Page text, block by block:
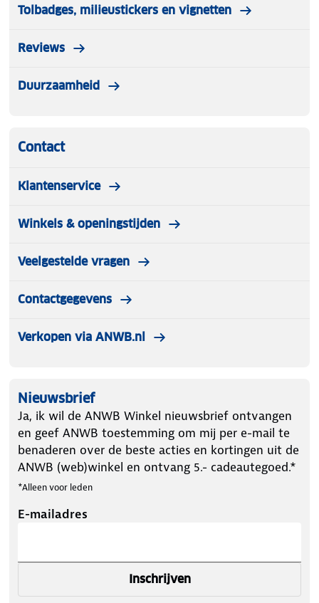
Tolbadges, milieustickers en vignetten
Reviews
Duurzaamheid
Contact
Klantenservice
Winkels & openingstijden
Veelgestelde vragen
Contactgegevens
Verkopen via ANWB.nl
Nieuwsbrief
Ja, ik wil de ANWB Winkel nieuwsbrief ontvangen
en geef ANWB toestemming om mij per e-mail te
benaderen over de beste acties en kortingen uit de
ANWB (web)winkel en ontvang 5.- cadeautegoed.*
*Alleen voor leden
E-mailadres
Inschrijven